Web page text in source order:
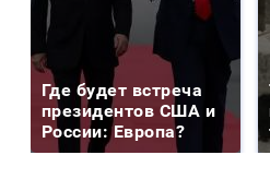
Где будет встреча
президентов США и
России: Европа?